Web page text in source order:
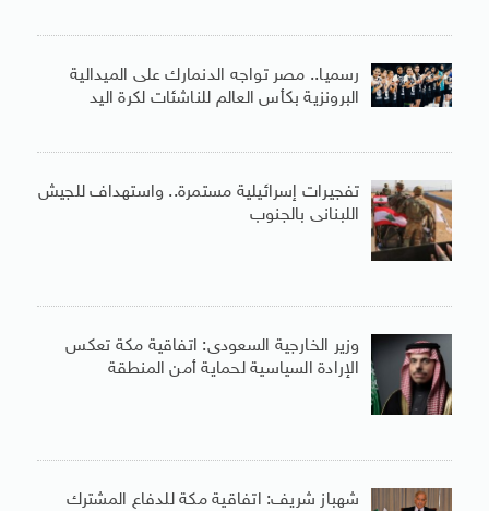
رسميا.. مصر تواجه الدنمارك على الميدالية
البرونزية بكأس العالم للناشئات لكرة اليد
تفجيرات إسرائيلية مستمرة.. واستهداف للجيش
اللبنانى بالجنوب
وزير الخارجية السعودى: اتفاقية مكة تعكس
الإرادة السياسية لحماية أمن المنطقة
شهباز شريف: اتفاقية مكة للدفاع المشترك